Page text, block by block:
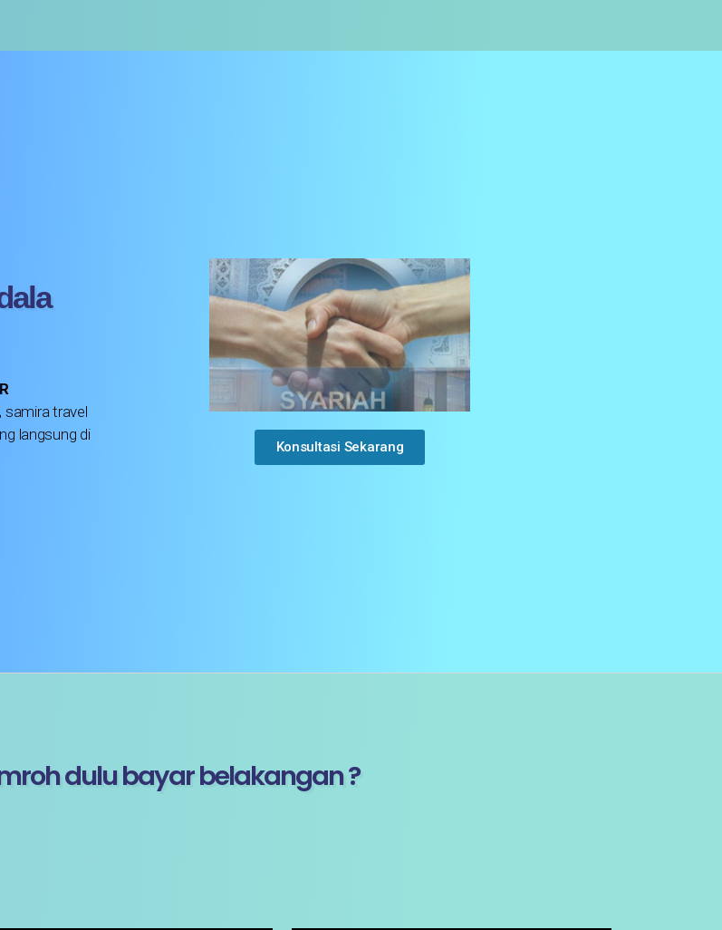
, samira travel
langsung di
Konsultasi Sekarang
dulu bayar belakangan ?